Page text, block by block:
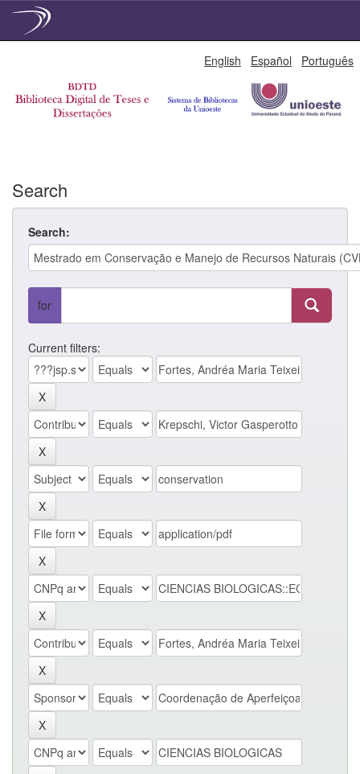
English Español Português
Search
Search:
for
Current filters: